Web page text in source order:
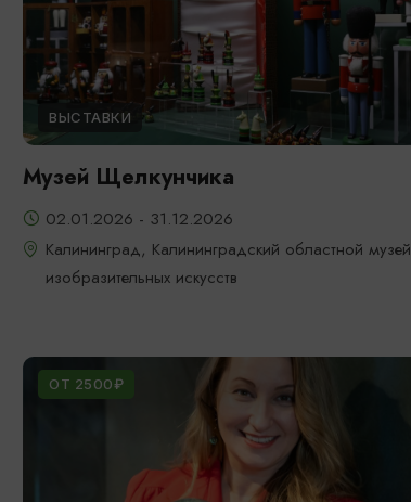
ВЫСТАВКИ
Музей Щелкунчика
02.01.2026 - 31.12.2026
Калининград, Калининградский областной музей
изобразительных искусств
ОТ 2500₽